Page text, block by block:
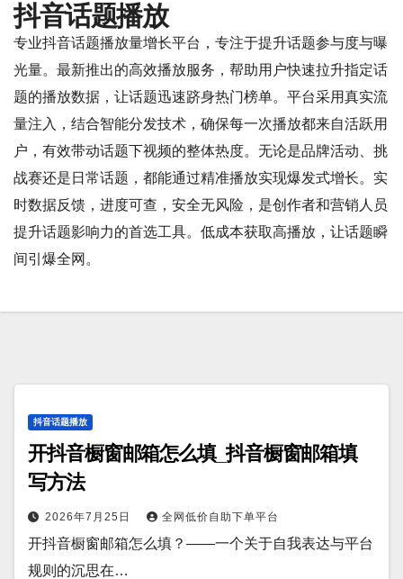
抖音话题播放
专业抖音话题播放量增长平台，专注于提升话题参与度与曝
光量。最新推出的高效播放服务，帮助用户快速拉升指定话
题的播放数据，让话题迅速跻身热门榜单。平台采用真实流
量注入，结合智能分发技术，确保每一次播放都来自活跃用
户，有效带动话题下视频的整体热度。无论是品牌活动、挑
战赛还是日常话题，都能通过精准播放实现爆发式增长。实
时数据反馈，进度可查，安全无风险，是创作者和营销人员
提升话题影响力的首选工具。低成本获取高播放，让话题瞬
间引爆全网。
抖音话题播放
开抖音橱窗邮箱怎么填_抖音橱窗邮箱填
写方法
2026年7月25日 全网低价自助下单平台
开抖音橱窗邮箱怎么填？——一个关于自我表达与平台
规则的沉思在…